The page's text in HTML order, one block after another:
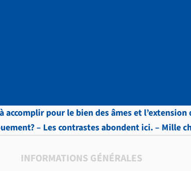
pour le bien des âmes et
– Les contrastes abondent ici. – Mille
INFORMATIONS GÉNÉRALES